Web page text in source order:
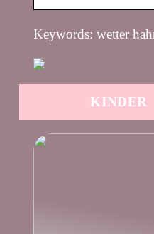
Keywords: wetter
KINDER